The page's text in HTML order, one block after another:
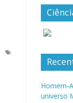
Homem-
universo